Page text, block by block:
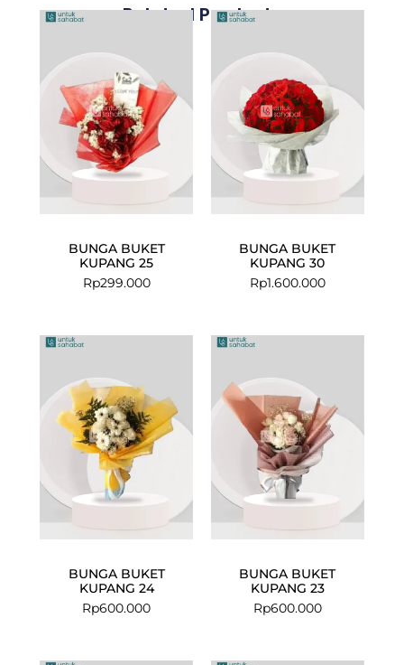
Related Products
BUNGA BUKET
KUPANG 25
Rp299.000
BUNGA BUKET
KUPANG 30
Rp1.600.000
BUNGA BUKET
KUPANG 24
Rp600.000
BUNGA BUKET
KUPANG 23
Rp600.000